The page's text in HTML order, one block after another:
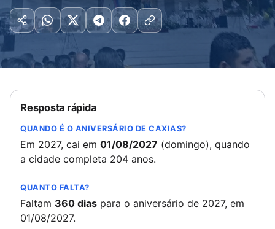
Resposta rápida
QUANDO É O ANIVERSÁRIO DE CAXIAS?
Em 2027, cai em 01/08/2027 (domingo), quando
a cidade completa 204 anos.
QUANTO FALTA?
Faltam 360 dias para o aniversário de 2027, em
01/08/2027.